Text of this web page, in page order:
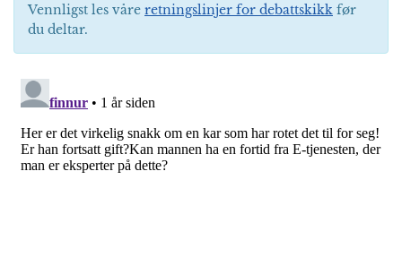
Vennligst les våre retningslinjer for debattskikk før
du deltar.